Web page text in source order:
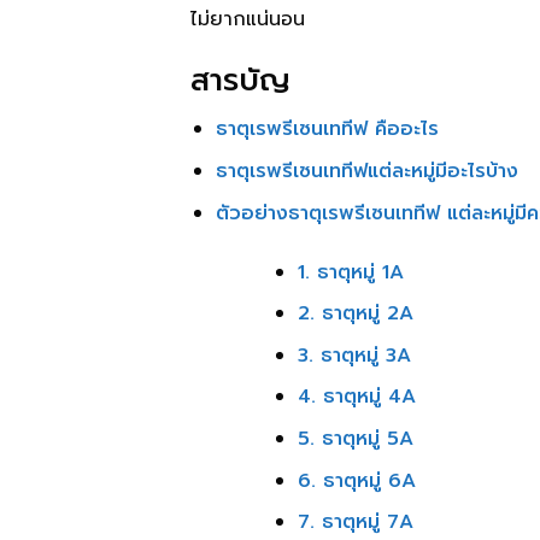
ไม่ยากแน่นอน
สารบัญ
ธาตุเรพรีเซนเททีฟ คืออะไร
ธาตุเรพรีเซนเททีฟแต่ละหมู่มีอะไรบ้าง
ตัวอย่างธาตุเรพรีเซนเททีฟ แต่ละหมู่มี
1. ธาตุหมู่ 1A
2. ธาตุหมู่ 2A
3. ธาตุหมู่ 3A
4. ธาตุหมู่ 4A
5. ธาตุหมู่ 5A
6. ธาตุหมู่ 6A
7. ธาตุหมู่ 7A